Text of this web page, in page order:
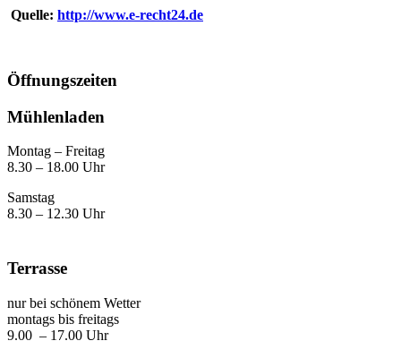
Quelle: http://www.e-recht24.de
Öffnungszeiten
Mühlenladen
Montag – Freitag
8.30 – 18.00 Uhr
Samstag
8.30 – 12.30 Uhr
Terrasse
nur bei schönem Wetter
montags bis freitags
9.00 – 17.00 Uhr